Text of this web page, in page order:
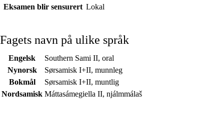
Eksamen blir sensurert Lokal
Fagets navn på ulike språk
Engelsk
Southern Sami II, oral
Nynorsk
Sørsamisk I+II, munnleg
Bokmål
Sørsamisk I+II, muntlig
Nordsamisk Máttasámegiella II, njálmmálaš